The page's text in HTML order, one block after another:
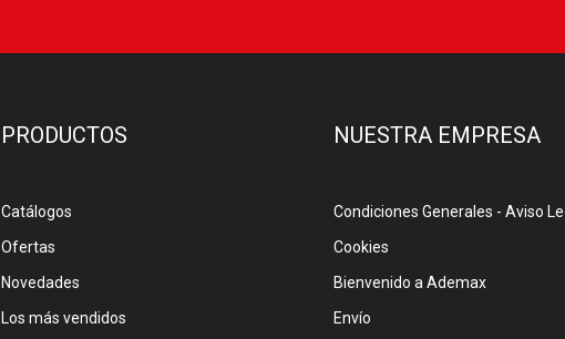
PRODUCTOS
Catálogos
Ofertas
Novedades
Los más vendidos
NUESTRA EMPRESA
Condiciones Generales - Aviso
Cookies
Bienvenido a Ademax
Envío